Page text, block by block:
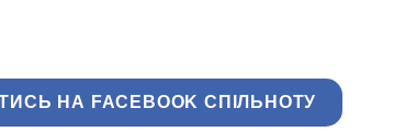
НА FACEBOOK СПІЛЬНОТУ